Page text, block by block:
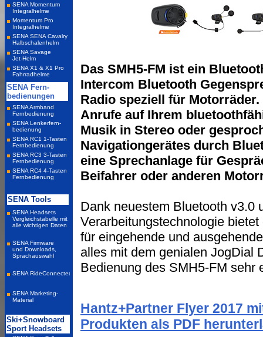
Das SMH5-FM ist ein
Intercom Bluetooth
Radio speziell für
Anrufe auf Ihrem
Musik in Stereo oder
Navigationgerätes durch
eine Sprechanlage für
Beifahrer oder anderen
Dank neuestem Bluetooth v3.0
Verarbeitungstechnologie
für eingehende und
alles mit dem genialen JogDial
Bedienung des SMH5-FM sehr
Hantz+Partner Flyer 2017
Produkten als PDF